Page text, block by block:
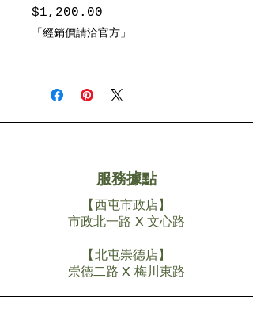
$1,200.00
格
「經銷價請洽官方」
服務據點
【西屯市政店】
市政北一路 X 文心路
【北屯崇德店】
​崇德二路 X 梅川東路